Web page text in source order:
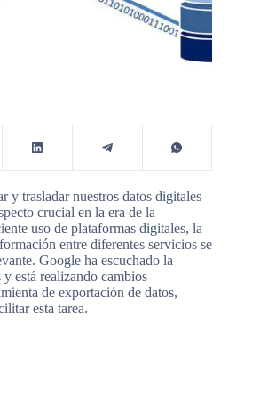
y trasladar nuestros datos digitales
crucial en la era de la
uso de plataformas digitales, la
entre diferentes servicios se
Google ha escuchado la
y está realizando cambios
de exportación de datos,
esta tarea.